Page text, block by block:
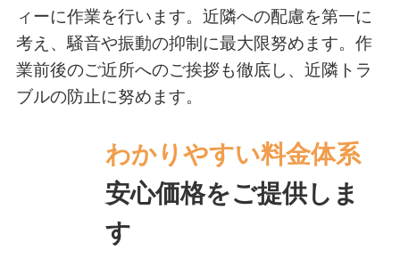
ィーに作業を行います。近隣への配慮を第一に
考え、騒音や振動の抑制に最大限努めます。作
業前後のご近所へのご挨拶も徹底し、近隣トラ
ブルの防止に努めます。
わかりやすい料金体系
安心価格をご提供しま
す